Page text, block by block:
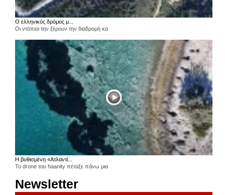
Ο ελληνικός δρόμος μ...
Οι ντόπιοι την ξέρουν την διαδρομή κα
Η βυθισμένη «Ατλαντί...
Το drone του haanity πέταξε πάνω μια
Newsletter